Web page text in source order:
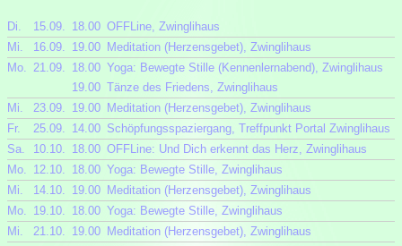
Di. 15.09. 18.00 OFFLine, Zwinglihaus
Mi.
16.09. 19.00 Meditation (Herzensgebet), Zwinglihaus
Mo. 21.09. 18.00 Yoga: Bewegte Stille (Kennenlernabend), Zwinglihaus
19.00 Tänze des Friedens, Zwinglihaus
Mi.
23.09. 19.00 Meditation (Herzensgebet), Zwinglihaus
Fr.
25.09. 14.00 Schöpfungsspaziergang, Treffpunkt Portal Zwinglihaus
Sa.
10.10. 18.00 OFFLine: Und Dich erkennt das Herz, Zwinglihaus
Mo. 12.10. 18.00 Yoga: Bewegte Stille, Zwinglihaus
Mi.
14.10. 19.00 Meditation (Herzensgebet), Zwinglihaus
Mo. 19.10. 18.00 Yoga: Bewegte Stille, Zwinglihaus
Mi.
21.10. 19.00 Meditation (Herzensgebet), Zwinglihaus